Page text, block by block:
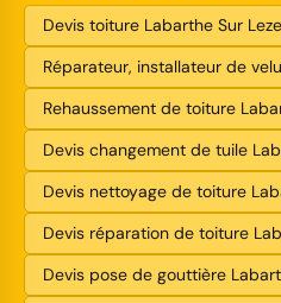
Devis toiture Labarthe Sur Leze
Réparateur, installateur de
Rehaussement de toiture
Devis changement de tuile
Devis nettoyage de toiture
Devis réparation de toiture
Devis pose de gouttière